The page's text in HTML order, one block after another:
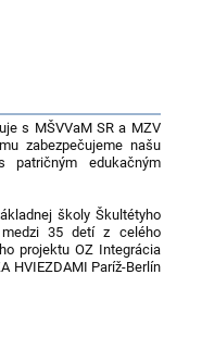
s MŠVVaM SR a MZV
zabezpečujeme našu
edukačným
školy Škultétyho
medzi 35 detí z celého
projektu OZ Integrácia
HVIEZDAMI Paríž-Berlín